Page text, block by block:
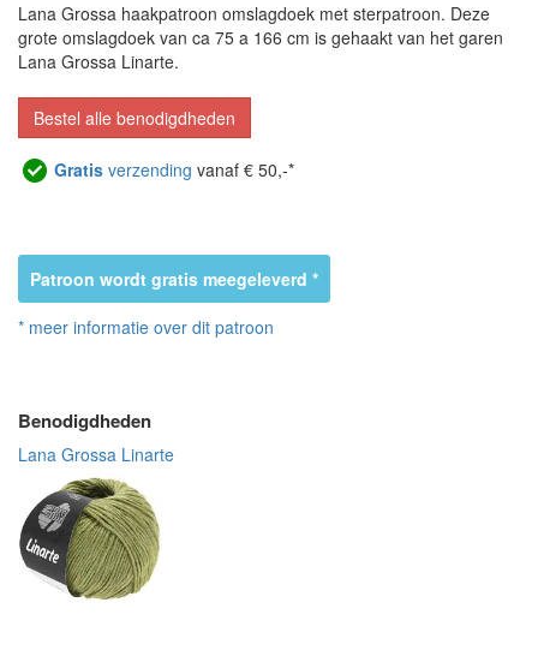
Lana Grossa haakpatroon omslagdoek met sterpatroon. Deze
grote omslagdoek van ca 75 a 166 cm is gehaakt van het garen
Lana Grossa Linarte.
Bestel alle benodigdheden
Gratis verzending vanaf € 50,-*
Patroon wordt gratis meegeleverd *
* meer informatie over dit patroon
Benodigdheden
Lana Grossa Linarte